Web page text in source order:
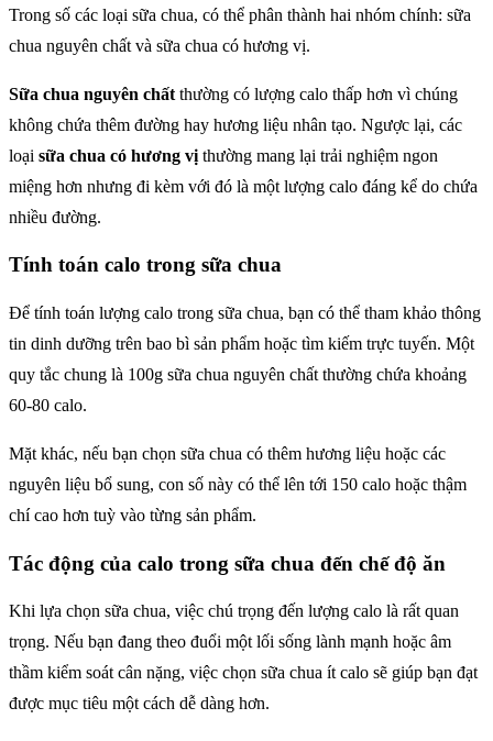
Trong số các loại sữa chua, có thể phân thành hai nhóm chính: sữa
chua nguyên chất và sữa chua có hương vị.
Sữa chua nguyên chất thường có lượng calo thấp hơn vì chúng
không chứa thêm đường hay hương liệu nhân tạo. Ngược lại, các
loại sữa chua có hương vị thường mang lại trải nghiệm ngon
miệng hơn nhưng đi kèm với đó là một lượng calo đáng kể do chứa
nhiều đường.
Tính toán calo trong sữa chua
Để tính toán lượng calo trong sữa chua, bạn có thể tham khảo thông
tin dinh dưỡng trên bao bì sản phẩm hoặc tìm kiếm trực tuyến. Một
quy tắc chung là 100g sữa chua nguyên chất thường chứa khoảng
60-80 calo.
Mặt khác, nếu bạn chọn sữa chua có thêm hương liệu hoặc các
nguyên liệu bổ sung, con số này có thể lên tới 150 calo hoặc thậm
chí cao hơn tuỳ vào từng sản phẩm.
Tác động của calo trong sữa chua đến chế độ ăn
Khi lựa chọn sữa chua, việc chú trọng đến lượng calo là rất quan
trọng. Nếu bạn đang theo đuổi một lối sống lành mạnh hoặc âm
thầm kiểm soát cân nặng, việc chọn sữa chua ít calo sẽ giúp bạn đạt
được mục tiêu một cách dễ dàng hơn.